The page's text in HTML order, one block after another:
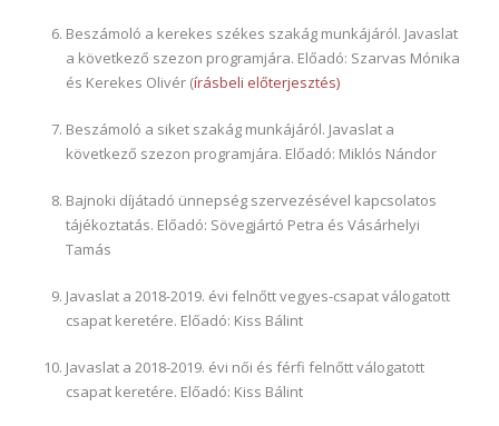
Beszámoló a kerekes székes szakág munkájáról. Javaslat
a következő szezon programjára. Előadó: Szarvas Mónika
és Kerekes Olivér (írásbeli előterjesztés)
Beszámoló a siket szakág munkájáról. Javaslat a
következő szezon programjára. Előadó: Miklós Nándor
Bajnoki díjátadó ünnepség szervezésével kapcsolatos
tájékoztatás. Előadó: Sövegjártó Petra és Vásárhelyi
Tamás
Javaslat a 2018-2019. évi felnőtt vegyes-csapat válogatott
csapat keretére. Előadó: Kiss Bálint
Javaslat a 2018-2019. évi női és férfi felnőtt válogatott
csapat keretére. Előadó: Kiss Bálint